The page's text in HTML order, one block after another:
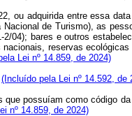
ou adquirida entre essa
de Turismo), as
04); bares e outros
reservas
Lei nº 14.859, de 2024)
(Incluído pela Lei nº 14.592, de
possuíam como código
nº 14.859, de 2024)